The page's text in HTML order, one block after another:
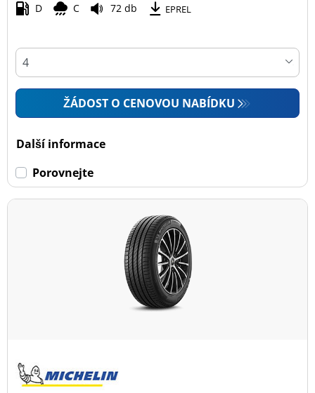
D C 72 db EPREL
ŽÁDOST O CENOVOU NABÍDKU
Další informace
Porovnejte